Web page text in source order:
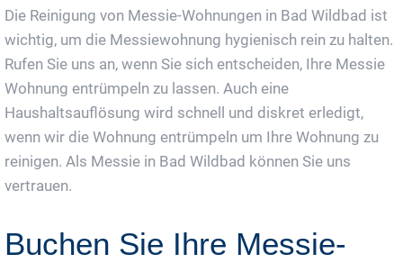
Die Reinigung von Messie-Wohnungen in Bad Wildbad ist
wichtig, um die Messiewohnung hygienisch rein zu halten.
Rufen Sie uns an, wenn Sie sich entscheiden, Ihre Messie
Wohnung entrümpeln zu lassen. Auch eine
Haushaltsauflösung wird schnell und diskret erledigt,
wenn wir die Wohnung entrümpeln um Ihre Wohnung zu
reinigen. Als Messie in Bad Wildbad können Sie uns
vertrauen.
Buchen Sie Ihre Messie-